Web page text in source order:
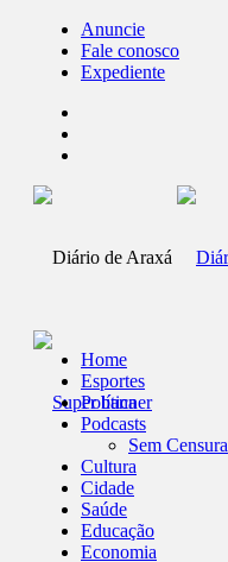
Anuncie
Fale conosco
Expediente
Home
Esportes
Política
Podcasts
Sem Censura
Cultura
Cidade
Saúde
Educação
Economia